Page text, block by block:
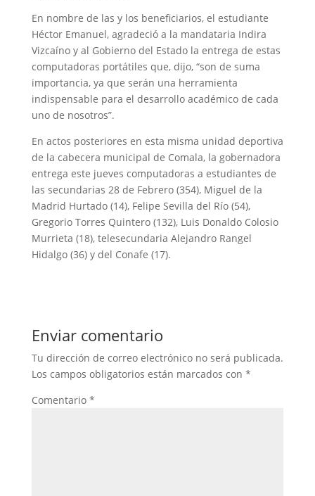
En nombre de las y los beneficiarios, el estudiante
Héctor Emanuel, agradeció a la mandataria Indira
Vizcaíno y al Gobierno del Estado la entrega de estas
computadoras portátiles que, dijo, “son de suma
importancia, ya que serán una herramienta
indispensable para el desarrollo académico de cada
uno de nosotros”.
En actos posteriores en esta misma unidad deportiva
de la cabecera municipal de Comala, la gobernadora
entrega este jueves computadoras a estudiantes de
las secundarias 28 de Febrero (354), Miguel de la
Madrid Hurtado (14), Felipe Sevilla del Río (54),
Gregorio Torres Quintero (132), Luis Donaldo Colosio
Murrieta (18), telesecundaria Alejandro Rangel
Hidalgo (36) y del Conafe (17).
Enviar comentario
Tu dirección de correo electrónico no será publicada.
Los campos obligatorios están marcados con *
Comentario *